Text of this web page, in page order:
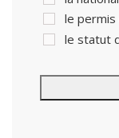
le permis
le statut